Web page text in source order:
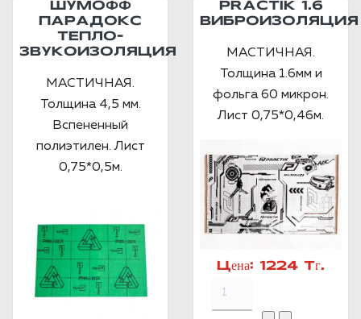
ШУМОФФ
ПАРАДОКС
ТЕПЛО-
ЗВУКОИЗОЛЯЦИЯ
МАСТИЧНАЯ.
Толщина 4,5 мм.
Вспененный
полиэтилен. Лист
0,75*0,5м.
PRACTIK 1.6
ВИБРОИЗОЛЯЦИЯ
МАСТИЧНАЯ.
Толщина 1.6мм и
фольга 60 микрон.
Лист 0,75*0,46м.
Цена: 1224 Тг.